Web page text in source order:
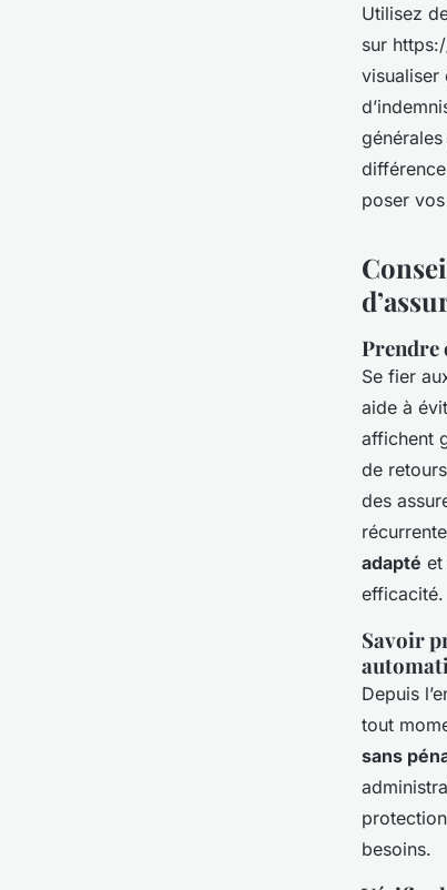
Utilisez
sur
visualiser
poser
Prendre
Se fier
aide à
affichent
de
des
adapté et
efficacité.
Savoir
Depuis
tout
sans
besoins.